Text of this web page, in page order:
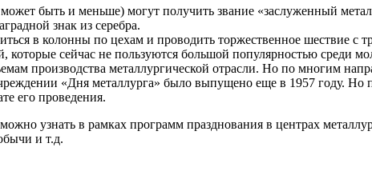
быть и меньше) могут получить звание «заслуженный
знак из серебра.
в колонны по цехам и проводить торжественное шествие
которые сейчас не пользуются большой популярностью среди
производства металлургической отрасли. Но по многим
«Дня металлурга» было выпущено еще в 1957 году. Но
его проведения.
узнать в рамках программ празднования в центрах
и т.д.